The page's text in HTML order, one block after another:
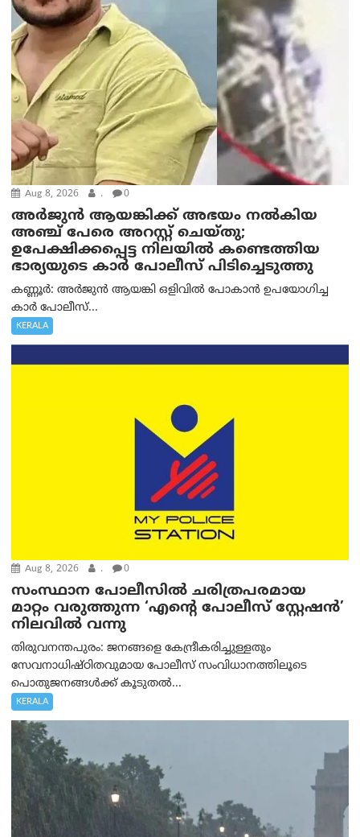
Aug 8, 2026 . 0
അര്‍ജുന്‍ ആയങ്കിക്ക് അഭയം നല്‍കിയ
അഞ്ച് പേരെ അറസ്റ്റ് ചെയ്തു;
ഉപേക്ഷിക്കപ്പെട്ട നിലയില്‍ കണ്ടെത്തിയ
ഭാര്യയുടെ കാര്‍ പോലീസ് പിടിച്ചെടുത്തു
കണ്ണൂർ: അർജുൻ ആയങ്കി ഒളിവിൽ പോകാൻ ഉപയോഗിച്ച
കാർ പോലീസ്...
KERALA
Aug 8, 2026 . 0
സംസ്ഥാന പോലീസിൽ ചരിത്രപരമായ
മാറ്റം വരുത്തുന്ന ‘എന്റെ പോലീസ് സ്റ്റേഷൻ’
നിലവില്‍ വന്നു
തിരുവനന്തപുരം: ജനങ്ങളെ കേന്ദ്രീകരിച്ചുള്ളതും
സേവനാധിഷ്ഠിതവുമായ പോലീസ് സംവിധാനത്തിലൂടെ
പൊതുജനങ്ങൾക്ക് കൂടുതൽ...
KERALA